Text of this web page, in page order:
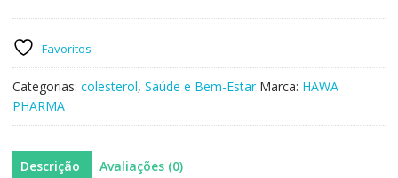
-
Hawa
Normacol
60cap
Favoritos
Categorias: colesterol, Saúde e Bem-Estar Marca: HAWA
PHARMA
Descrição Avaliações (0)